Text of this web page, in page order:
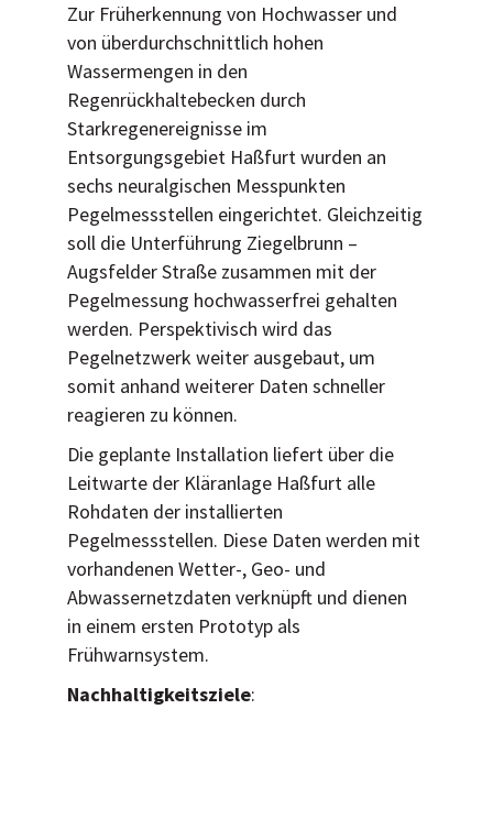
Zur Früherkennung von Hochwasser und
von überdurchschnittlich hohen
Wassermengen in den
Regenrückhaltebecken durch
Starkregenereignisse im
Entsorgungsgebiet Haßfurt wurden an
sechs neuralgischen Messpunkten
Pegelmessstellen eingerichtet. Gleichzeitig
soll die Unterführung Ziegelbrunn –
Augsfelder Straße zusammen mit der
Pegelmessung hochwasserfrei gehalten
werden. Perspektivisch wird das
Pegelnetzwerk weiter ausgebaut, um
somit anhand weiterer Daten schneller
reagieren zu können.
Die geplante Installation liefert über die
Leitwarte der Kläranlage Haßfurt alle
Rohdaten der installierten
Pegelmessstellen. Diese Daten werden mit
vorhandenen Wetter-, Geo- und
Abwassernetzdaten verknüpft und dienen
in einem ersten Prototyp als
Frühwarnsystem.
Nachhaltigkeitsziele: